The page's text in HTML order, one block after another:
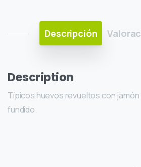
Descripción
Description
Típicos huevos revueltos con
fundido.